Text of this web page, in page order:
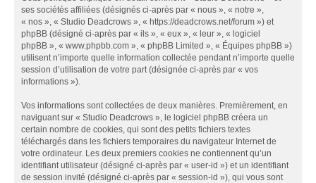
ses sociétés affiliées (désignés ci-après par « nous », « notre »,
« nos », « Studio Deadcrows », « https://deadcrows.net/forum ») et
phpBB (désigné ci-après par « ils », « eux », « leur », « logiciel
phpBB », « www.phpbb.com », « phpBB Limited », « Équipes phpBB »)
utilisent n’importe quelle information collectée pendant n’importe quelle
session d’utilisation de votre part (désignée ci-après par « vos
informations »).
Vos informations sont collectées de deux manières. Premièrement, en
naviguant sur « Studio Deadcrows », le logiciel phpBB créera un
certain nombre de cookies, qui sont des petits fichiers textes
téléchargés dans les fichiers temporaires du navigateur Internet de
votre ordinateur. Les deux premiers cookies ne contiennent qu’un
identifiant utilisateur (désigné ci-après par « user-id ») et un identifiant
de session invité (désigné ci-après par « session-id »), qui vous sont